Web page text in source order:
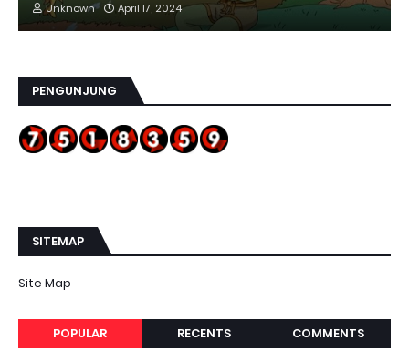
Unknown April 17, 2024
PENGUNJUNG
SITEMAP
Site Map
POPULAR RECENTS COMMENTS